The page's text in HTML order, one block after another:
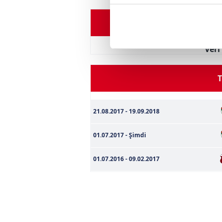
içerikleri sunabilmek adına
Sizlere daha iyi bir hizmet
çerezler vasıtasıyla çeşitli
amacıyla kullanılmaktadır.
reklam/pazarlama
Çerezlere ilişkin tercihlerinizi
butonuna tıklayabilir,
Çerez
6698 sayılı Kişisel Verilerin
Oyuncu
21.08.2017 - 19.09.2018
01.07.2017 - Şimdi
01.07.2016 - 09.02.2017